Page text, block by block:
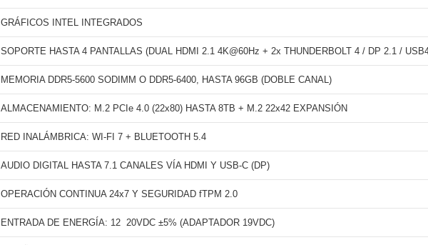
GRÁFICOS INTEL INTEGRADOS
SOPORTE HASTA 4 PANTALLAS (DUAL HDMI 2.1 4K@60Hz + 2x THUNDERBOLT 4 / DP 2.1 /
MEMORIA DDR5-5600 SODIMM O DDR5-6400, HASTA 96GB (DOBLE CANAL)
ALMACENAMIENTO: M.2 PCIe 4.0 (22x80) HASTA 8TB + M.2 22x42 EXPANSIÓN
RED INALÁMBRICA: WI-FI 7 + BLUETOOTH 5.4
AUDIO DIGITAL HASTA 7.1 CANALES VÍA HDMI Y USB-C (DP)
OPERACIÓN CONTINUA 24x7 Y SEGURIDAD fTPM 2.0
ENTRADA DE ENERGÍA: 12  20VDC ±5% (ADAPTADOR 19VDC)